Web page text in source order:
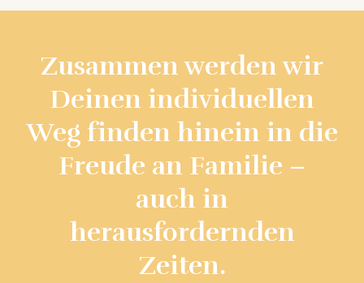
Zusammen werden wir
Deinen individuellen
Weg finden hinein in die
Freude an Familie –
auch in
herausfordernden
Zeiten.